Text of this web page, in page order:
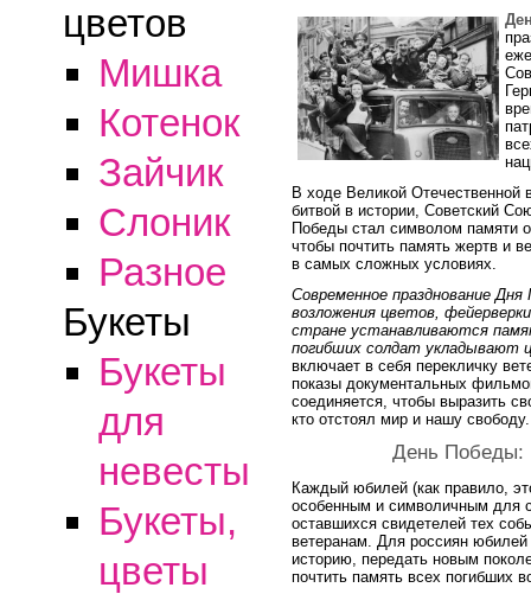
цветов
Мишка
Котенок
Зайчик
Слоник
Разное
Букеты
Букеты
для
невесты
Букеты,
цветы
В ходе Великой Отечественной
битвой в истории, Советский
Победы стал символом памяти
чтобы почтить память жертв и
в самых сложных условиях.
Современное празднование
возложения цветов,
стране устанавливаются
погибших солдат укладывают
включает в себя перекличку
показы документальных
соединяется, чтобы выразить
кто отстоял мир и нашу свободу.
День Победы:
Каждый юбилей (как правило,
особенным и символичным для
оставшихся свидетелей тех
ветеранам. Для россиян
историю, передать новым
почтить память всех погибших